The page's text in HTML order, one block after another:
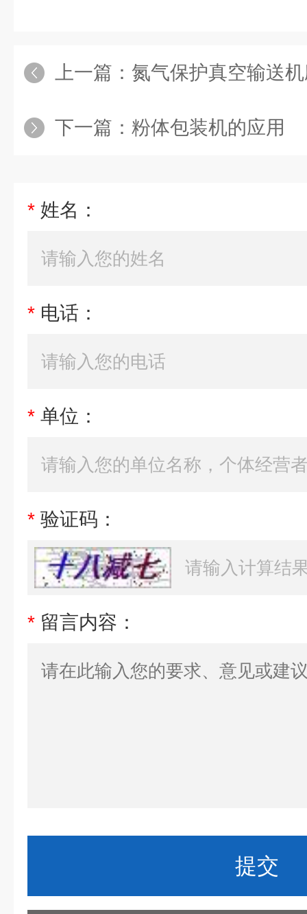
上一篇： 氮气保护真空输送
下一篇： 粉体包装机的应用
* 姓名：
* 电话：
* 单位：
* 验证码：
* 留言内容：